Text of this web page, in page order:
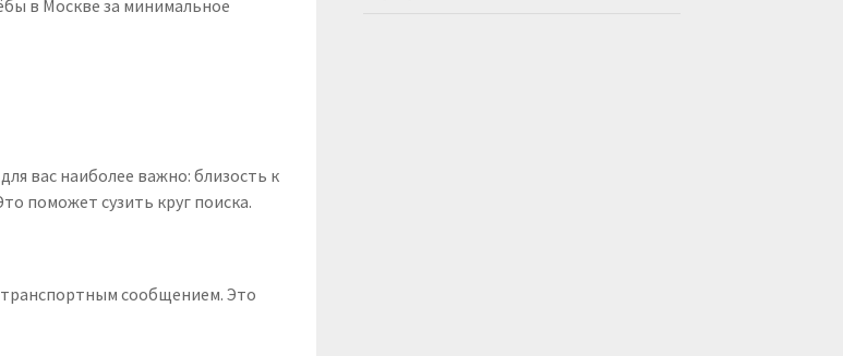
в Москве за минимальное
вас наиболее важно: близость к
поможет сузить круг поиска.
сообщением. Это